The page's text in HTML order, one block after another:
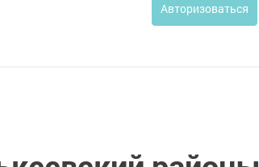
Авторизоваться